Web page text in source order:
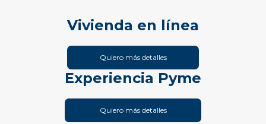
Vivienda en línea
Quiero más detalles
Experiencia Pyme
Quiero más detalles